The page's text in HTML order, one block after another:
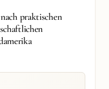
praktischen